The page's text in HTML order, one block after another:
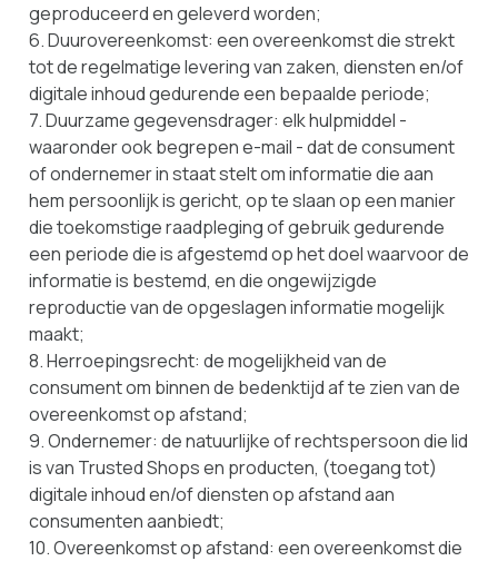
geproduceerd en geleverd worden;
6. Duurovereenkomst: een overeenkomst die strekt
tot de regelmatige levering van zaken, diensten en/of
digitale inhoud gedurende een bepaalde periode;
7. Duurzame gegevensdrager: elk hulpmiddel -
waaronder ook begrepen e-mail - dat de consument
of ondernemer in staat stelt om informatie die aan
hem persoonlijk is gericht, op te slaan op een manier
die toekomstige raadpleging of gebruik gedurende
een periode die is afgestemd op het doel waarvoor de
informatie is bestemd, en die ongewijzigde
reproductie van de opgeslagen informatie mogelijk
maakt;
8. Herroepingsrecht: de mogelijkheid van de
consument om binnen de bedenktijd af te zien van de
overeenkomst op afstand;
9. Ondernemer: de natuurlijke of rechtspersoon die lid
is van Trusted Shops en producten, (toegang tot)
digitale inhoud en/of diensten op afstand aan
consumenten aanbiedt;
10. Overeenkomst op afstand: een overeenkomst die